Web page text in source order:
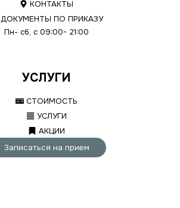
КОНТАКТЫ
ДОКУМЕНТЫ ПО ПРИКАЗУ
Пн- сб, с 09:00- 21:00
УСЛУГИ
СТОИМОСТЬ
УСЛУГИ
АКЦИИ
Записаться на прием